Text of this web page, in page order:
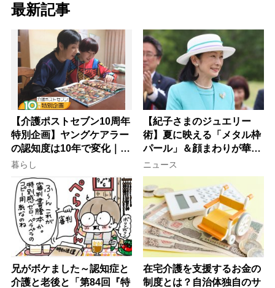
最新記事
【介護ポストセブン10周年
特別企画】ヤングケアラー
の認知度は10年で変化｜流
行語大賞にノミネート、法
律にも明記されたが果たし
て現在は？
暮らし
【紀子さまのジュエリー
術】夏に映える「メタル枠
パール」＆顔まわりが華や
ぐ「揺れる一粒」の使い分
け方
ニュース
兄がボケました～認知症と
介護と老後と「第84回『特
在宅介護を支援するお金の
制度とは？自治体独自のサ